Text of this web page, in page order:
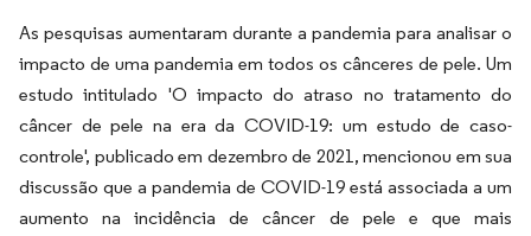
As pesquisas aumentaram durante a pandemia para analisar o
impacto de uma pandemia em todos os cânceres de pele. Um
estudo intitulado 'O impacto do atraso no tratamento do
câncer de pele na era da COVID-19: um estudo de caso-
controle', publicado em dezembro de 2021, mencionou em sua
discussão que a pandemia de COVID-19 está associada a um
aumento na incidência de câncer de pele e que mais